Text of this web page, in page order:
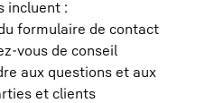
incluent :
formulaire de contact
vous de conseil
aux questions et aux
et clients